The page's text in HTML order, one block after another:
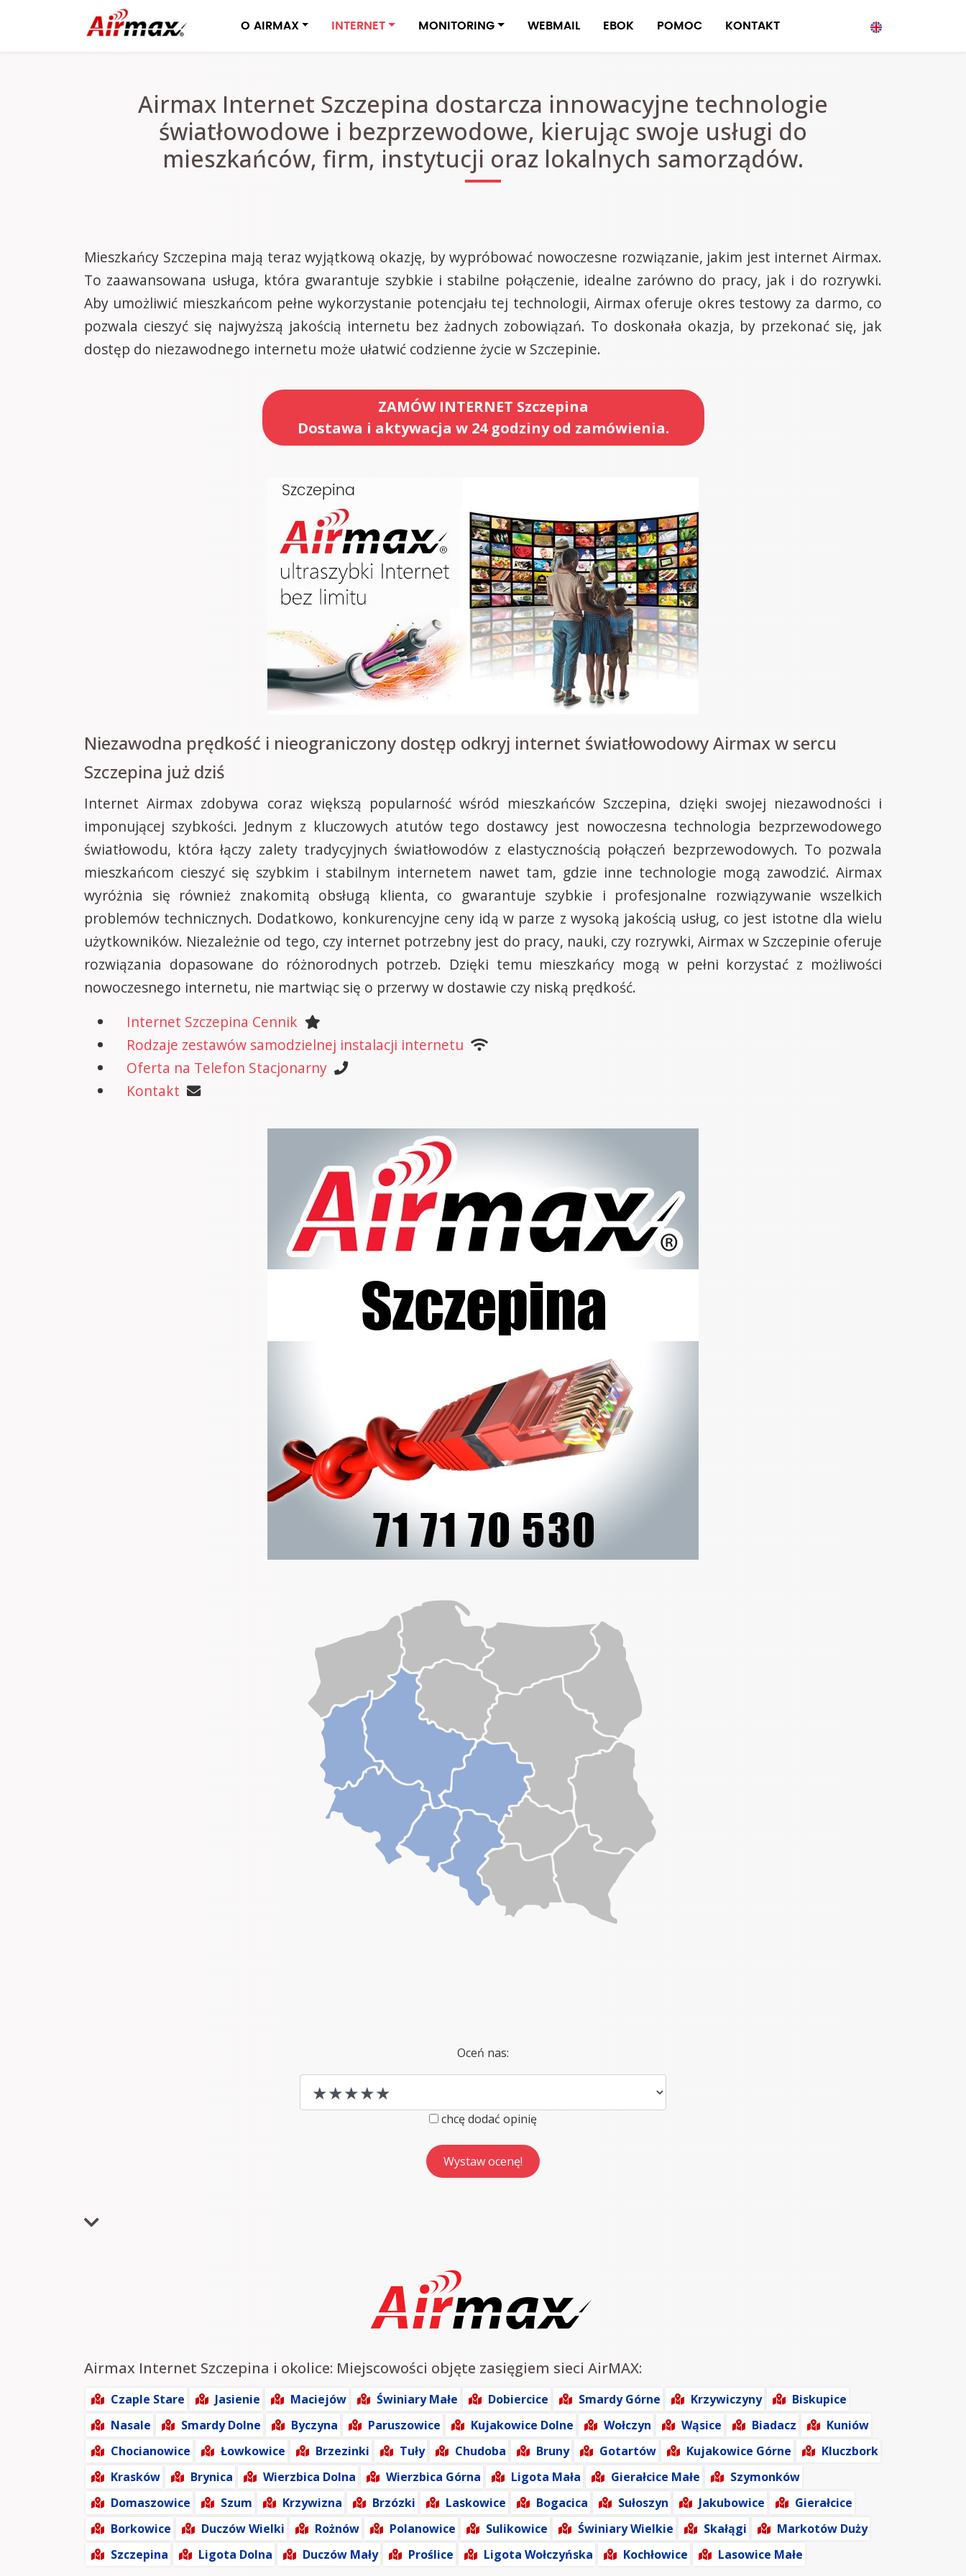
O AIRMAX INTERNET MONITORING WEBMAIL EBOK POMOC KONTAKT
Airmax Internet Szczepina dostarcza innowacyjne technologie
światłowodowe i bezprzewodowe, kierując swoje usługi do
mieszkańców, firm, instytucji oraz lokalnych samorządów.
Mieszkańcy Szczepina mają teraz wyjątkową okazję, by wypróbować nowoczesne rozwiązanie, jakim jest internet Airmax.
To zaawansowana usługa, która gwarantuje szybkie i stabilne połączenie, idealne zarówno do pracy, jak i do rozrywki.
Aby umożliwić mieszkańcom pełne wykorzystanie potencjału tej technologii, Airmax oferuje okres testowy za darmo, co
pozwala cieszyć się najwyższą jakością internetu bez żadnych zobowiązań. To doskonała okazja, by przekonać się, jak
dostęp do niezawodnego internetu może ułatwić codzienne życie w Szczepinie.
ZAMÓW INTERNET Szczepina
Dostawa i aktywacja w 24 godziny od zamówienia.
Niezawodna prędkość i nieograniczony dostęp odkryj internet światłowodowy Airmax w sercu
Szczepina już dziś
Internet Airmax zdobywa coraz większą popularność wśród mieszkańców Szczepina, dzięki swojej niezawodności i
imponującej szybkości. Jednym z kluczowych atutów tego dostawcy jest nowoczesna technologia bezprzewodowego
światłowodu, która łączy zalety tradycyjnych światłowodów z elastycznością połączeń bezprzewodowych. To pozwala
mieszkańcom cieszyć się szybkim i stabilnym internetem nawet tam, gdzie inne technologie mogą zawodzić. Airmax
wyróżnia się również znakomitą obsługą klienta, co gwarantuje szybkie i profesjonalne rozwiązywanie wszelkich
problemów technicznych. Dodatkowo, konkurencyjne ceny idą w parze z wysoką jakością usług, co jest istotne dla wielu
użytkowników. Niezależnie od tego, czy internet potrzebny jest do pracy, nauki, czy rozrywki, Airmax w Szczepinie oferuje
rozwiązania dopasowane do różnorodnych potrzeb. Dzięki temu mieszkańcy mogą w pełni korzystać z możliwości
nowoczesnego internetu, nie martwiąc się o przerwy w dostawie czy niską prędkość.
Internet Szczepina Cennik
Rodzaje zestawów samodzielnej instalacji internetu
Oferta na Telefon Stacjonarny
Kontakt
Oceń nas:
chcę dodać opinię
Airmax Internet Szczepina i okolice: Miejscowości objęte zasięgiem sieci AirMAX:
Czaple Stare Jasienie Maciejów Świniary Małe Dobiercice Smardy Górne Krzywiczyny
Biskupice
Nasale
Smardy Dolne Byczyna Paruszowice Kujakowice Dolne Wołczyn Wąsice Biadacz
Kuniów
Chocianowice
Łowkowice Brzezinki Tuły Chudoba Bruny Gotartów Kujakowice Górne
Kluczbork
Krasków
Brynica Wierzbica Dolna Wierzbica Górna Ligota Mała Gierałcice Małe
Szymonków
Domaszowice
Szum Krzywizna Brzózki Laskowice Bogacica Sułoszyn Jakubowice
Gierałcice
Borkowice
Duczów Wielki Rożnów Polanowice Sulikowice Świniary Wielkie Skałągi
Markotów Duży
Szczepina
Ligota Dolna Duczów Mały Proślice Ligota Wołczyńska Kochłowice Lasowice Małe